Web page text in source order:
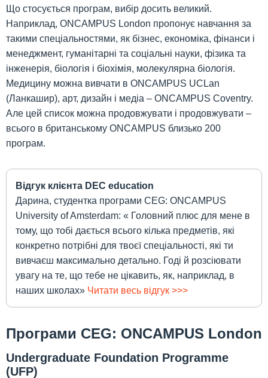
Що стосується програм, вибір досить великий.
Наприклад, ONCAMPUS London пропонує навчання за
такими спеціальностями, як бізнес, економіка, фінанси і
менеджмент, гуманітарні та соціальні науки, фізика та
інженерія, біологія і біохімія, молекулярна біологія.
Медицину можна вивчати в ONCAMPUS UCLan
(Ланкашир), арт, дизайн і медіа – ONCAMPUS Coventry.
Але цей список можна продовжувати і продовжувати –
всього в британському ONCAMPUS близько 200
програм.
Відгук клієнта DEC education
Дарина, студентка програми CEG: ONCAMPUS
University of Amsterdam: « Головний плюс для мене в
тому, що тобі дається всього кілька предметів, які
конкретно потрібні для твоєї спеціальності, які ти
вивчаєш максимально детально. Годі й розсіювати
увагу на те, що тебе не цікавить, як, наприклад, в
наших школах» Читати весь відгук >>>
Програми CEG: ONCAMPUS London
Undergraduate Foundation Programme
(UFP)